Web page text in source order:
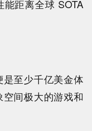
距离全球 SOTA
至少千亿美金体
间极大的游戏和